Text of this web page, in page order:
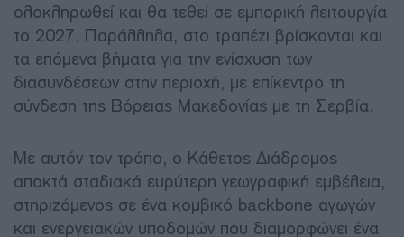
ολοκληρωθεί και θα τεθεί σε εμπορική λειτουργία
το 2027. Παράλληλα, στο τραπέζι βρίσκονται και
τα επόμενα βήματα για την ενίσχυση των
διασυνδέσεων στην περιοχή, με επίκεντρο τη
σύνδεση της Βόρειας Μακεδονίας με τη Σερβία.
Με αυτόν τον τρόπο, ο Κάθετος Διάδρομος
αποκτά σταδιακά ευρύτερη γεωγραφική εμβέλεια,
στηριζόμενος σε ένα κομβικό backbone αγωγών
και ενεργειακών υποδομών που διαμορφώνει ένα